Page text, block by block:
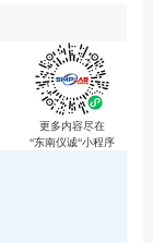
更多内容尽在
“东南仪诚“小程序